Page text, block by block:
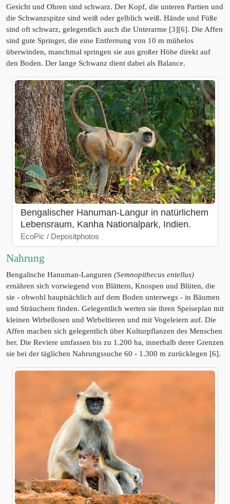
Gesicht und Ohren sind schwarz. Der Kopf, die unteren Partien und
die Schwanzspitze sind weiß oder gelblich weiß. Hände und Füße
sind oft schwarz, gelegentlich auch die Unterarme [3][6]. Die Affen
sind gute Springer, die eine Entfernung von 10 m mühelos
überwinden, manchmal springen sie aus großer Höhe direkt auf
den Boden. Der lange Schwanz dient dabei als Balance.
Bengalischer Hanuman-Langur in natürlichem
Lebensraum, Kanha Nationalpark, Indien.
EcoPic / Depositphotos
Nahrung
Bengalische Hanuman-Languren (Semnopithecus entellus)
ernähren sich vorwiegend von Blättern, Knospen und Blüten, die
sie - obwohl hauptsächlich auf dem Boden unterwegs - in Bäumen
und Sträuchern finden. Gelegentlich werten sie ihren Speiseplan mit
kleinen Wirbellosen und Wirbeltieren und mit Vogeleiern auf. Die
Affen machen sich gelegentlich über Kulturpflanzen des Menschen
her. Die Reviere umfassen bis zu 1.200 ha, innerhalb derer Grenzen
sie bei der täglichen Nahrungssuche 60 - 1.300 m zurücklegen [6].